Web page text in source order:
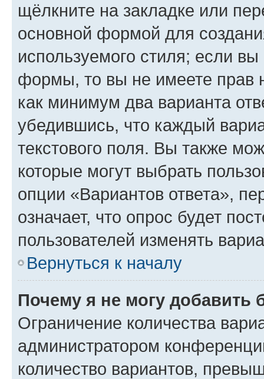
щёлкните на закладке или
основной формой для
используемого стиля; если
формы, то вы не имеете прав
как минимум два варианта
убедившись, что каждый
текстового поля. Вы также
которые могут выбрать
опции «Вариантов ответа»,
означает, что опрос будет
пользователей изменять
Вернуться к началу
Почему я не могу добавить
Ограничение количества
администратором
количество вариантов,